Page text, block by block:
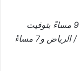
الثلاثاء 26 مايو 2020، الساعة 9 مساءً بتوقيت
أبوظبي /الساعة 8 مساءً بتوقيت بيروت / الرياض و7 مساءً